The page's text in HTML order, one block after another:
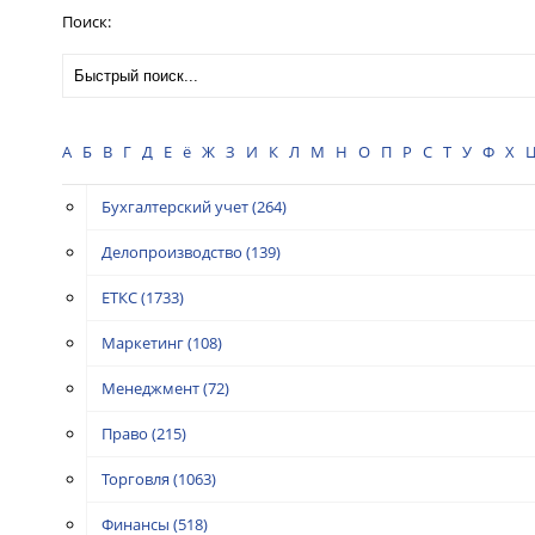
Поиск:
А Б В Г Д Е ё Ж З И К Л М Н О П Р С Т У Ф Х Ц
Бухгалтерский учет(264)
Делопроизводство (139)
ЕТКС(1733)
Маркетинг(108)
Менеджмент(72)
Право (215)
Торговля (1063)
Финансы (518)